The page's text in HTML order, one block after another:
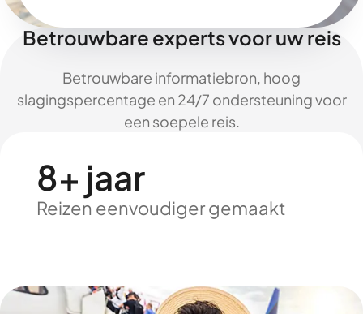
Betrouwbare experts voor uw reis
Betrouwbare informatiebron, hoog
slagingspercentage en 24/7 ondersteuning voor
een soepele reis.
8+ jaar
Reizen eenvoudiger gemaakt